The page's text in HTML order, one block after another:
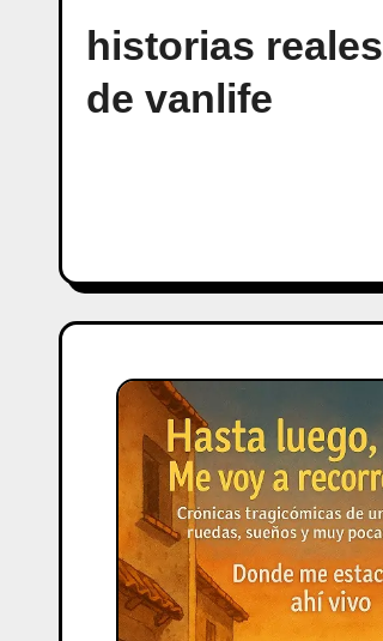
historias reales
de vanlife